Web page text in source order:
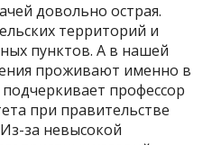
довольно острая.
территорий и
пунктов. А в нашей
проживают именно в
профессор
при правительстве
за невысокой